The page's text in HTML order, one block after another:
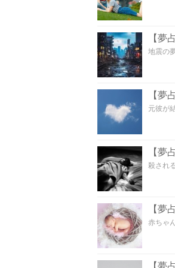
【夢
地震の
【夢
元彼が
【夢
殺され
【夢
赤ちゃ